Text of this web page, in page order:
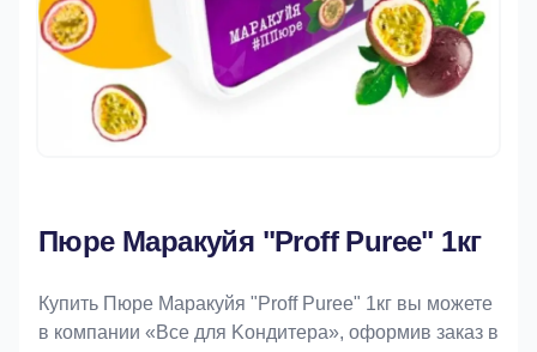
Пюре Маракуйя "Proff Puree" 1кг
Купить Пюре Маракуйя "Proff Puree" 1кг вы можете
в компании «Bce для Koндитeрa», оформив заказ в